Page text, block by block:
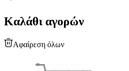
Καλάθι αγορών
Αφαίρεση όλων